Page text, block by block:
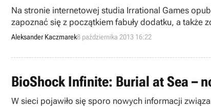
Na stronie internetowej studia Irrational Games
zapoznać się z początkiem fabuły dodatku, a
Aleksander Kaczmarek8 października 2013 16:22
BioShock Infinite: Burial at Sea –
W sieci pojawiło się sporo nowych informacji